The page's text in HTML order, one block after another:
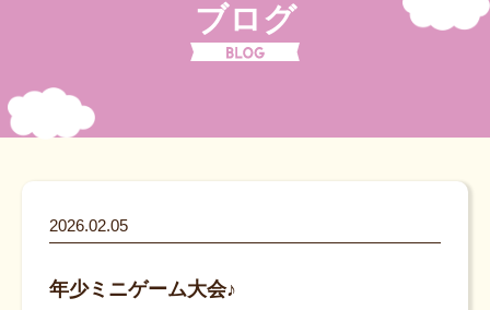
ブログ
2026.02.05
年少ミニゲーム大会♪